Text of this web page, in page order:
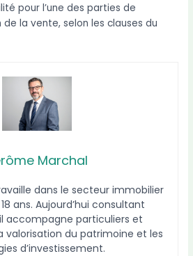
pour l’une des parties de
de la vente, selon les clauses du
Marchal
dans le secteur immobilier
ans. Aujourd’hui consultant
accompagne particuliers et
valorisation du patrimoine et les
d’investissement.